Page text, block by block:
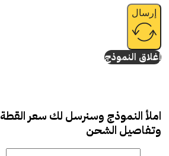
إرسال
إغلاق النموذج
املأ النموذج وسنرسل لك سعر القطة
وتفاصيل الشحن